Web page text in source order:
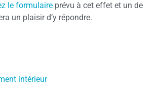
le formulaire prévu à cet effet et un de
un plaisir d’y répondre.
intérieur